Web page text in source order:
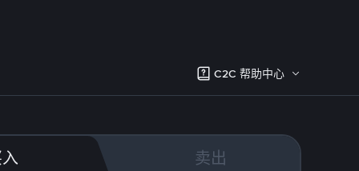
C2C 帮助中心
卖出